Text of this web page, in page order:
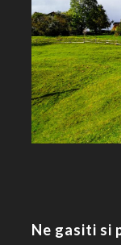
Ne gasiti si